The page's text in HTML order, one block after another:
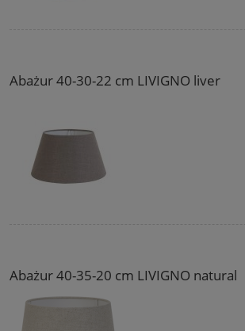
Abażur 40-30-22 cm LIVIGNO liver
Abażur 40-35-20 cm LIVIGNO natural